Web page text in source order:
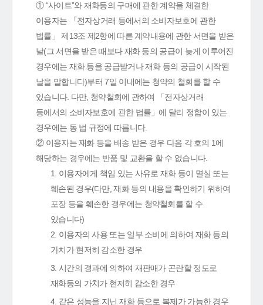
① “사이트”와 재화등의 구매에 관한 계약을 체결한
이용자는 「전자상거래 등에서의 소비자보호에 관한
법률」 제13조 제2항에 따른 계약내용에 관한 서면을 받은
날(그 서면을 받은 때보다 재화 등의 공급이 늦게 이루어진
경우에는 재화 등을 공급받거나 재화 등의 공급이 시작된
날을 말합니다)부터 7일 이내에는 청약의 철회를 할 수
있습니다. 다만, 청약철회에 관하여 「전자상거래
등에서의 소비자보호에 관한 법률」에 달리 정함이 있는
경우에는 동 법 규정에 따릅니다.
② 이용자는 재화 등을 배송 받은 경우 다음 각 호의 1에
해당하는 경우에는 반품 및 교환을 할 수 없습니다.
1. 이용자에게 책임 있는 사유로 재화 등이 멸실 또는
훼손된 경우(다만, 재화 등의 내용을 확인하기 위하여
포장 등을 훼손한 경우에는 청약철회를 할 수
있습니다)
2. 이용자의 사용 또는 일부 소비에 의하여 재화 등의
가치가 현저히 감소한 경우
3. 시간의 경과에 의하여 재판매가 곤란할 정도로
재화등의 가치가 현저히 감소한 경우
4. 같은 성능을 지닌 재화 등으로 복제가 가능한 경우